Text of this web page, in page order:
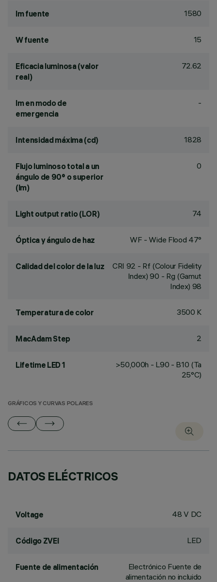
lm fuente 1580
W fuente 15
Eficacia luminosa (valor
real)
72.62
lm en modo de
emergencia
-
Intensidad máxima (cd) 1828
Flujo luminoso total a un
ángulo de 90° o superior
(lm)
0
Light output ratio (LOR) 74
Óptica y ángulo de haz WF - Wide Flood 47°
Calidad del color de la luz CRI 92 - Rf (Colour Fidelity
Index) 90 - Rg (Gamut
Index) 98
Temperatura de color 3500 K
MacAdam Step 2
Lifetime LED 1
>50,000h - L90 - B10 (Ta
25°C)
GRÁFICOS Y CURVAS POLARES
DATOS ELÉCTRICOS
Voltage 48 V DC
Código ZVEI LED
Fuente de alimentación
Electrónico Fuente de
alimentación no incluido